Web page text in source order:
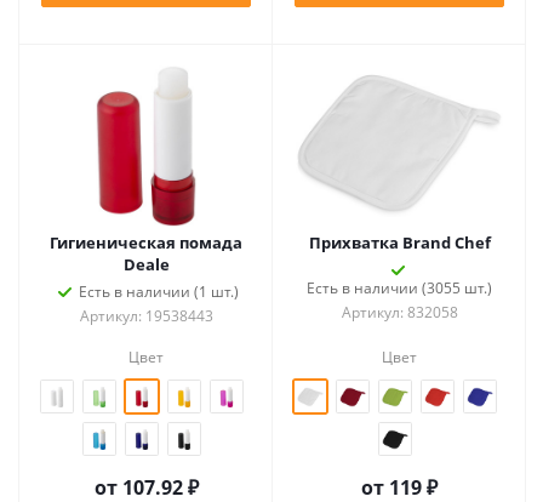
Гигиеническая помада
Deale
Есть в наличии (1 шт.)
Артикул: 19538443
Цвет
от 107.92 ₽
Прихватка Brand Chef
Есть в наличии (3055 шт.)
Артикул: 832058
Цвет
от 119 ₽